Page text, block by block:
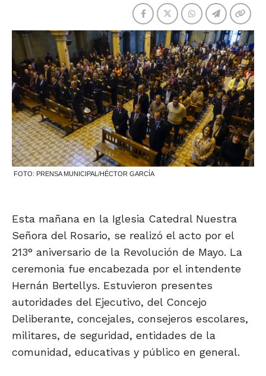
FOTO: PRENSA MUNICIPAL/HÉCTOR GARCÍA
Esta mañana en la Iglesia Catedral Nuestra
Señora del Rosario, se realizó el acto por el
213° aniversario de la Revolución de Mayo. La
ceremonia fue encabezada por el intendente
Hernán Bertellys. Estuvieron presentes
autoridades del Ejecutivo, del Concejo
Deliberante, concejales, consejeros escolares,
militares, de seguridad, entidades de la
comunidad, educativas y público en general.